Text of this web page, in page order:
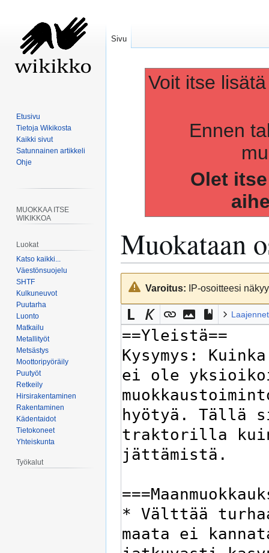
Voit itse
Ennen
Olet
Muokataan
Siirry
navigaatioon
Siirry
hakuunVaroitus: IP-osoitteesi
Sivu
Etusivu
Tietoja Wikikosta
Kaikki sivut
Satunnainen artikkeli
Ohje
MUOKKAA ITSE
WIKIKKOA
Luokat
Katso kaikki...
Väestönsuojelu
SHTF
Kulkuneuvot
Puutarha
Luonto
Matkailu
Metallityöt
Metsästys
Moottoripyöräily
Puutyöt
Retkeily
Hirsirakentaminen
Rakentaminen
Kädentaidot
Tietokoneet
Yhteiskunta
Työkalut